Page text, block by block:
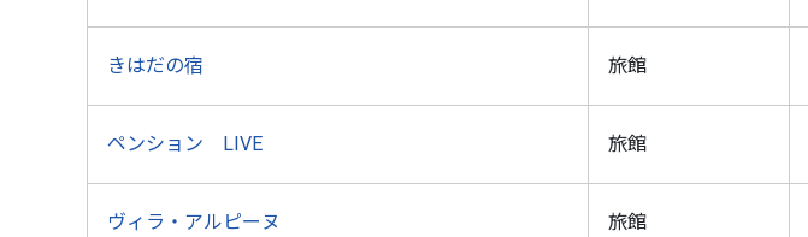
きはだの宿 旅館
ペンション LIVE 旅館
ヴィラ・アルピーヌ 旅館